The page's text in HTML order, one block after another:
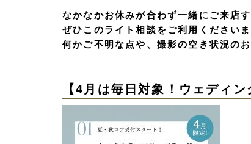
なかなかお休みが合わず一緒にご来店
ぜひこのライト相談をご利用くださいま
何かご不明な点や、撮影の空き状況の
【4 月は毎日対象！ウェディン